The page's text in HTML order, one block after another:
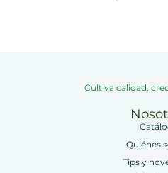
Cultiva calidad,
Quiénes
Tips y